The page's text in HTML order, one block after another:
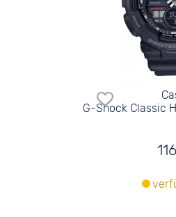
G-Shock Classic